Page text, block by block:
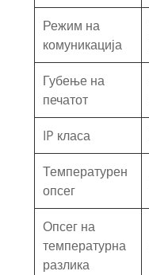
Режим на
комуникација
Губење на
печатот
IP класа
Температурен
опсег
Опсег на
температурна
разлика